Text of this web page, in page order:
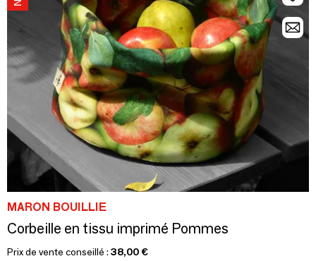
MARON BOUILLIE
Corbeille en tissu imprimé Pommes
Prix de vente conseillé : 38,00 €